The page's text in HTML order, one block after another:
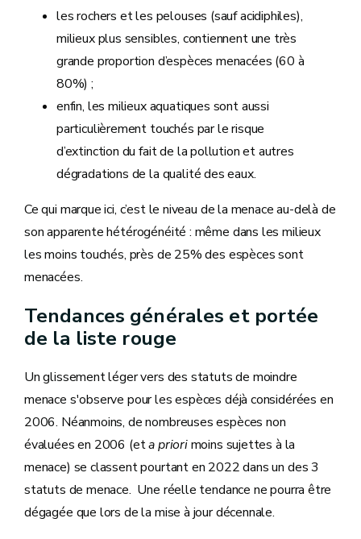
les rochers et les pelouses (sauf acidiphiles),
milieux plus sensibles, contiennent une très
grande proportion d’espèces menacées (60 à
80%) ;
enfin, les milieux aquatiques sont aussi
particulièrement touchés par le risque
d’extinction du fait de la pollution et autres
dégradations de la qualité des eaux.
Ce qui marque ici, c’est le niveau de la menace au-delà de
son apparente hétérogénéité : même dans les milieux
les moins touchés, près de 25% des espèces sont
menacées.
Tendances générales et portée
de la liste rouge
Un glissement léger vers des statuts de moindre
menace s'observe pour les espèces déjà considérées en
2006. Néanmoins, de nombreuses espèces non
évaluées en 2006 (eta priorimoins sujettes à la
menace) se classent pourtant en 2022 dans un des 3
statuts de menace. Une réelle tendance ne pourra être
dégagée que lors de la mise à jour décennale.